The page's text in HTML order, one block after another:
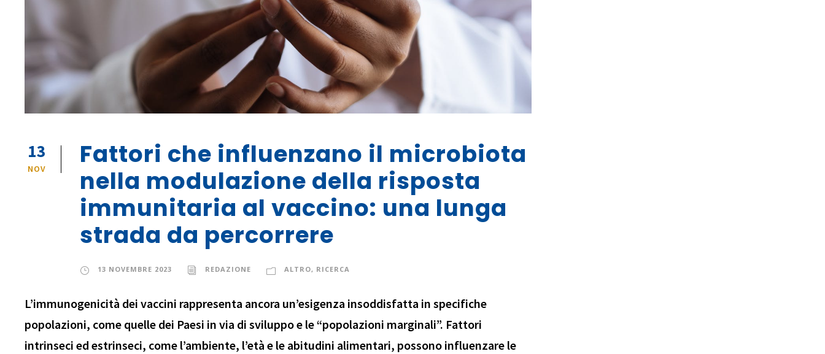
13
NOV
Fattori che influenzano il microbiota
nella modulazione della risposta
immunitaria al vaccino: una lunga
strada da percorrere
13 NOVEMBRE 2023 REDAZIONE ALTRO, RICERCA
L’immunogenicità dei vaccini rappresenta ancora un’esigenza insoddisfatta in specifiche
popolazioni, come quelle dei Paesi in via di sviluppo e le “popolazioni marginali”. Fattori
intrinseci ed estrinseci, come l’ambiente, l’età e le abitudini alimentari, possono influenzare le